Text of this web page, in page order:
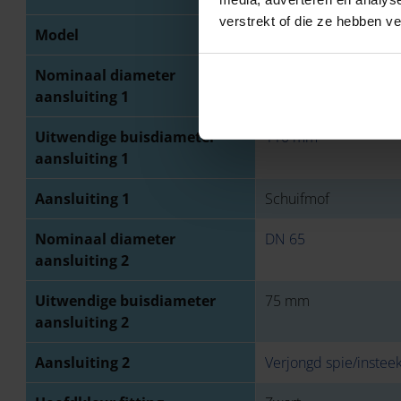
verstrekt of die ze hebben
Model
Nominaal diameter
aansluiting 1
Uitwendige buisdiameter
aansluiting 1
110 mm
Aansluiting 1 Schuifmof
Nominaal diameter
aansluiting 2
DN 65
Uitwendige buisdiameter
aansluiting 2
75 mm
Aansluiting 2 Verjongd spie/